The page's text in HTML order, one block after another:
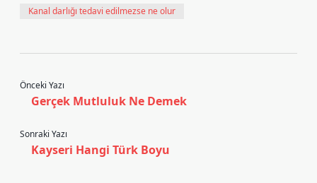
Kanal darlığı tedavi edilmezse ne olur
Önceki Yazı
Gerçek Mutluluk Ne Demek
Sonraki Yazı
Kayseri Hangi Türk Boyu